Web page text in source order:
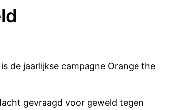
de jaarlijkse campagne Orange the
gevraagd voor geweld tegen